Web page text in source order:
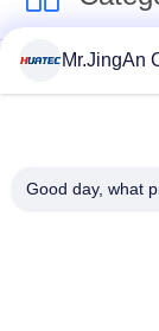
Ultrasonic
Revestimento
Mr.JingAn
Good day, what